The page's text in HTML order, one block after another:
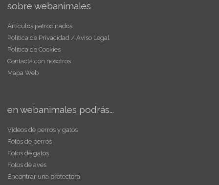
sobre webanimales
Artículos patrocinados
Política de Privacidad / Aviso Legal
Política de Cookies
Contacta con nosotros
Mapa Web
en webanimales podrás...
Vídeos de perros y gatos
Fotos de perros
Fotos de gatos
Fotos de aves
Encontrar una protectora